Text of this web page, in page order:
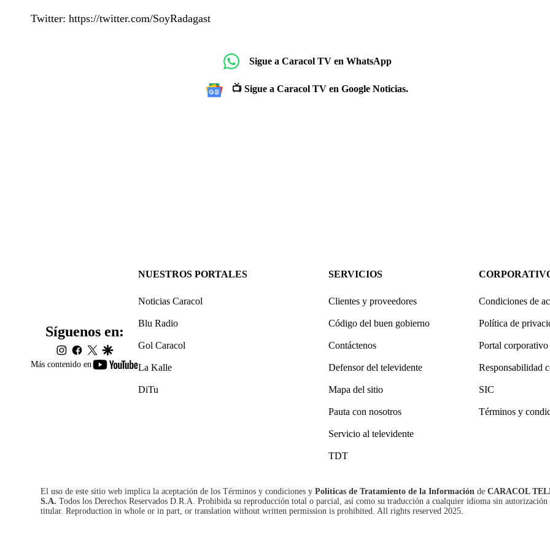
Twitter: https://twitter.com/SoyRadagast
Sigue a Caracol TV en WhatsApp
📺 Sigue a Caracol TV en Google Noticias.
Más contenido en
youtube-
Síguenos en:
instagram
facebook
twittergoogle
NUESTROS PORTALES
Noticias Caracol
Blu Radio
Gol Caracol
La Kalle
DiTu
SERVICIOS
Clientes y proveedores
Código del buen gobierno
Contáctenos
Defensor del televidente
Mapa del sitio
Pauta con nosotros
Servicio al televidente
TDT
Condiciones de
Política de
Portal corporativo
Responsabilidad
SIC
Términos y
El uso de este sitio web implica la aceptación de los Términos y condiciones y Políticas de Tratamiento de la Información de CARACOL
S.A. Todos los Derechos Reservados D.R.A. Prohibida su reproducción total o parcial, así como su traducción a cualquier idioma sin autorización
titular. Reproduction in whole or in part, or translation without written permission is prohibited. All rights reserved 2025.